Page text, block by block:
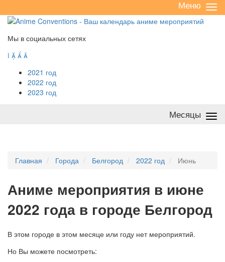
/
Меню
Мы в социальных сетях
   
2021 год
2022 год
2023 год
Месяцы
Главная Города Белгород 2022 год Июнь
Аниме мероприятия в июне
2022 года в городе Белгород
В этом городе в этом месяце или году нет мероприятий.
Но Вы можете посмотреть: